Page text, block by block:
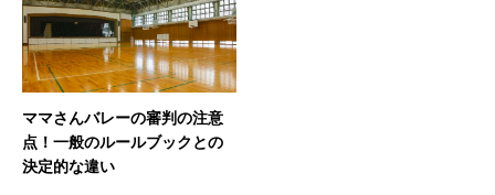
ママさんバレーの審判の注意
点！一般のルールブックとの
決定的な違い